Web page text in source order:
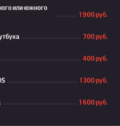
или южного
1 900 руб.
700 руб.
400 руб.
1 300 руб.
1 600 руб.